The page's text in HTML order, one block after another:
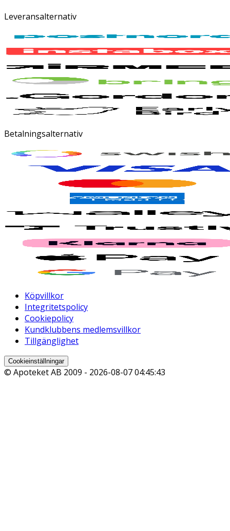
Leveransalternativ
Betalningsalternativ
Köpvillkor
Integritetspolicy
Cookiepolicy
Kundklubbens medlemsvillkor
Tillgänglighet
Cookieinställningar
© Apoteket AB 2009 - 2026-08-07 04:45:43